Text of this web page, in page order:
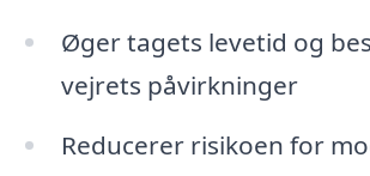
Øger tagets levetid og
vejrets påvirkninger
Reducerer risikoen for